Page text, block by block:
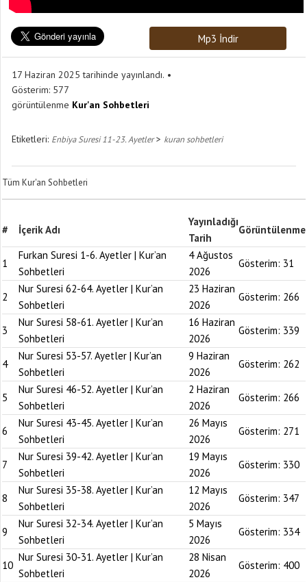
Mp3 İndir
17 Haziran 2025 tarihinde yayınlandı.
Gösterim: 577
görüntülenme Kur'an Sohbetleri
Etiketleri: Enbiya Suresi 11-23. Ayetler> kuran sohbetleri
Tüm Kur'an Sohbetleri
# İçerik Adı
Yayınladığı
Tarih
Görüntülenme
1
Furkan Suresi 1-6. Ayetler | Kur’an
Sohbetleri
4 Ağustos
2026
Gösterim: 31
2
Nur Suresi 62-64. Ayetler | Kur’an
Sohbetleri
23 Haziran
2026
Gösterim: 266
3
Nur Suresi 58-61. Ayetler | Kur’an
Sohbetleri
16 Haziran
2026
Gösterim: 339
4
Nur Suresi 53-57. Ayetler | Kur’an
Sohbetleri
9 Haziran
2026
Gösterim: 262
5
Nur Suresi 46-52. Ayetler | Kur’an
Sohbetleri
2 Haziran
2026
Gösterim: 266
6
Nur Suresi 43-45. Ayetler | Kur’an
Sohbetleri
26 Mayıs
2026
Gösterim: 271
7
Nur Suresi 39-42. Ayetler | Kur’an
Sohbetleri
19 Mayıs
2026
Gösterim: 330
8
Nur Suresi 35-38. Ayetler | Kur’an
Sohbetleri
12 Mayıs
2026
Gösterim: 347
9
Nur Suresi 32-34. Ayetler | Kur’an
Sohbetleri
5 Mayıs
2026
Gösterim: 334
10
Nur Suresi 30-31. Ayetler | Kur’an
Sohbetleri
28 Nisan
2026
Gösterim: 400